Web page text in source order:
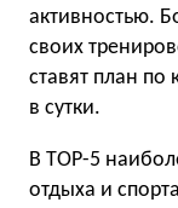
активностью.
своих
ставят план по
в сутки.
В ТОР-5
отдыха и